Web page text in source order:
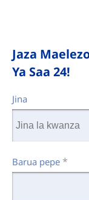
Jaza
Ya Saa 24!
Jina
Barua pepe *